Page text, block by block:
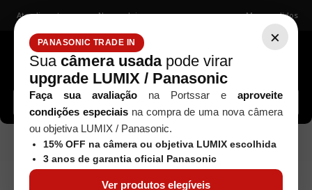
×
PANASONIC TRADE IN
Sua câmera usadapode virar
upgrade LUMIX / Panasonic
Faça sua avaliação na Portssar e aproveite
condições especiaisna compra de uma nova câmera
ou objetiva LUMIX / Panasonic.
15% OFF na câmera ou objetiva LUMIX escolhida
3 anos de garantia oficial Panasonic
Ver produtos elegíveis
Atendimento Nossas lojas Meus pedidos
Buscar câmeras, lentes, acessórios...
Acessórios Mídia de Armazenamento
MEMÓRIA SANDISK SD 128GB ULTRA UHS I - 100MB/S